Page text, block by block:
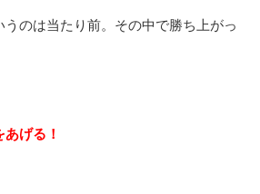
のは当たり前。その中で勝ち上がっ
げる！